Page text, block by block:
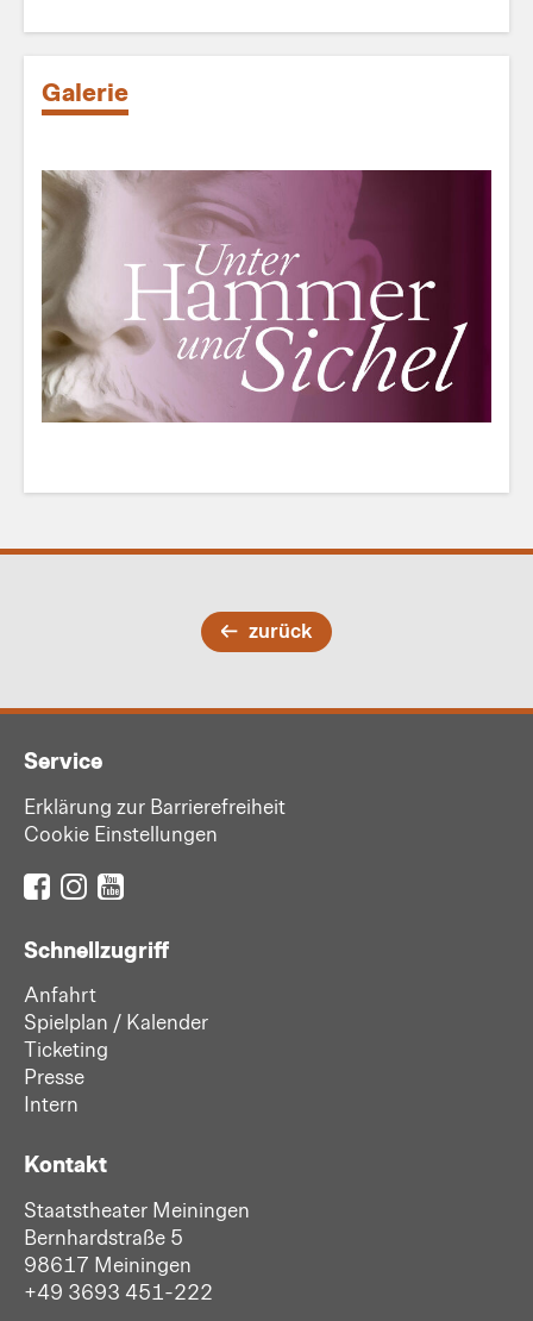
Galerie
zurück
Service
Erklärung zur Barrierefreiheit
Cookie Einstellungen
Schnellzugriff
Anfahrt
Spielplan / Kalender
Ticketing
Presse
Intern
Kontakt
Staatstheater Meiningen
Bernhardstraße 5
98617 Meiningen
+49 3693 451-222